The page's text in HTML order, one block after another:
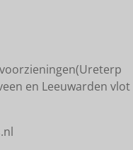
en Leeuwarden vlot